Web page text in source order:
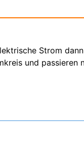
Strom
und passieren